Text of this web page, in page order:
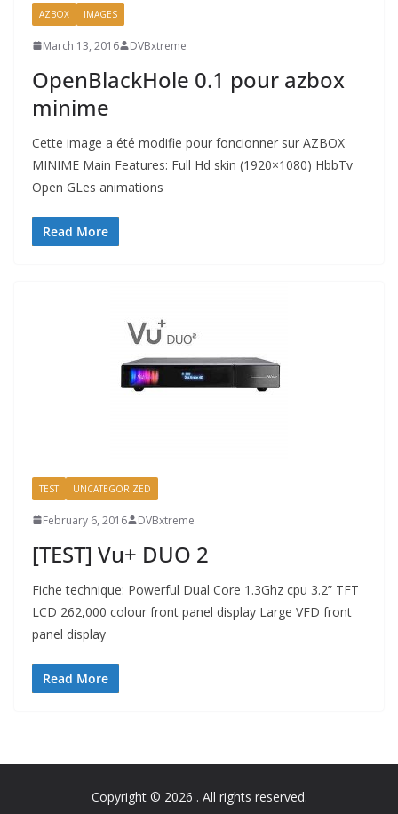
AZBOX IMAGES
March 13, 2016 DVBxtreme
OpenBlackHole 0.1 pour azbox
minime
Cette image a été modifie pour foncionner sur AZBOX
MINIME Main Features: Full Hd skin (1920×1080) HbbTv
Open GLes animations
Read More
TEST UNCATEGORIZED
February 6, 2016 DVBxtreme
[TEST] Vu+ DUO 2
Fiche technique: Powerful Dual Core 1.3Ghz cpu 3.2” TFT
LCD 262,000 colour front panel display Large VFD front
panel display
Read More
Copyright © 2026 . All rights reserved.